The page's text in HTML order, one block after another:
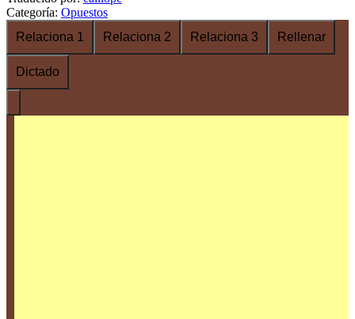
Categoría: Opuestos
Relaciona 1
Relaciona 2 Relaciona 3 Rellenar
Dictado